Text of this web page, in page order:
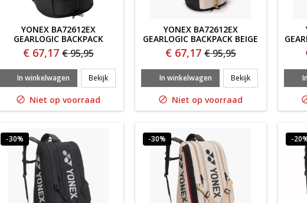
YONEX BA72612EX
GEARLOGIC BACKPACK
ZWART '26
€ 67,17 € 95,95
In winkelwagen BekijkYONEX BA72612EX GEARLOGIC BACKPACK ZWART '26
 Niet op voorraad
YONEX BA72612EX
GEARLOGIC BACKPACK BEIGE
'26
€ 67,17 € 95,95
In winkelwagen BekijkYONEX
 Niet op voorraad
-30% -30% -